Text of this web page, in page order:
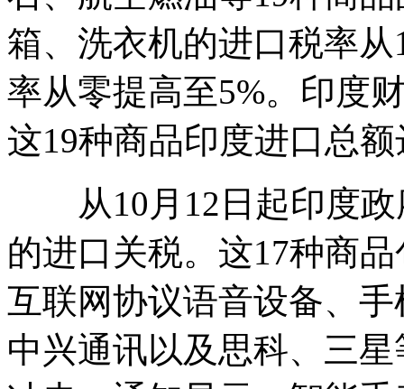
箱、洗衣机的进口税率
率从零提高至5%。印度
这19种商品印度进口总
从10月12日起印度政
的进口关税。这17种商
互联网协议语音设备、
中兴通讯以及思科、三